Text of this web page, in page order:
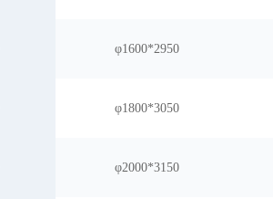
φ1600*2950
φ1800*3050
φ2000*3150